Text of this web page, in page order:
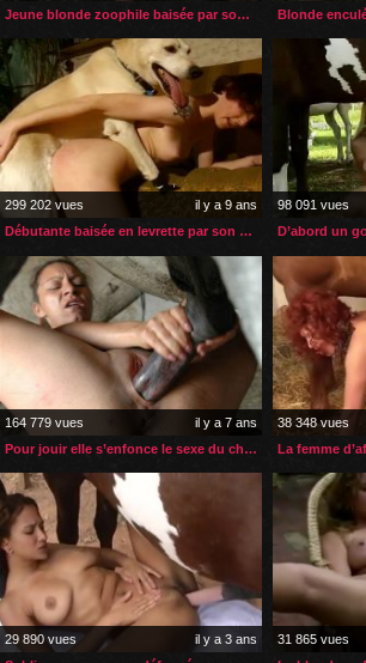
Jeune blonde zoophile baisée par son cheval
299 202 vues
il y a 9 ans
Débutante baisée en levrette par son chien
98 091 vues
164 779 vues
il y a 7 ans
Pour jouir elle s’enfonce le sexe du cheval au maximum
38 348 vues
29 890 vues
il y a 3 ans
31 865 vues